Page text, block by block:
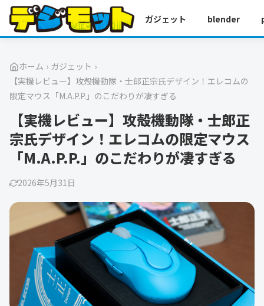
ガジェット blender
ホーム › ガジェット ›
【実機レビュー】攻殻機動隊・士郎正宗氏デザイン！エレコムの
限定マウス「M.A.P.P.」のこだわりが凄すぎる
【実機レビュー】攻殻機動隊・士郎正
宗氏デザイン！エレコムの限定マウス
「M.A.P.P.」のこだわりが凄すぎる
2026年5月31日